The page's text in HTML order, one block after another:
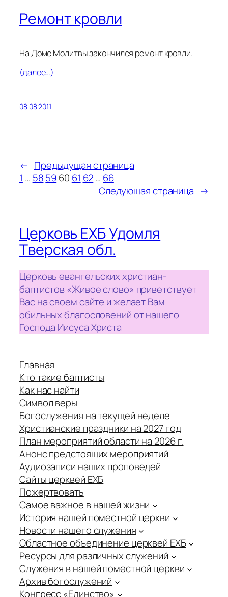
Ремонт кровли
На Доме Молитвы закончился ремонт кровли.
(далее…)
08.08.2011
← Предыдущая страница
1 … 585960 61 62… 66
Следующая страница →
Церковь ЕХБ Удомля
Тверская обл.
Церковь евангельских христиан-
баптистов «Живое слово» приветствует
Вас на своем сайте и желает Вам
обильных благословений от нашего
Господа Иисуса Христа
Главная
Кто такие баптисты
Как нас найти
Символ веры
Богослужения на текущей неделе
Христианские праздники на 2027 год
План мероприятий области на 2026 г.
Анонс предстоящих мероприятий
Аудиозаписи наших проповедей
Сайты церквей ЕХБ
Пожертвовать
Самое важное в нашей жизни
История нашей поместной церкви
Новости нашего служения
Областное объединение церквей ЕХБ
Ресурсы для различных служений
Служения в нашей поместной церкви
Архив богослужений
Конгресс «Единство»